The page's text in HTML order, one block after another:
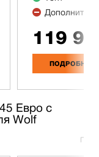
119
ПОДРОБНЕЕ
Евро с
Wolf